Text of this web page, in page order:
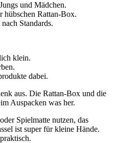
und Mädchen.
hübschen Rattan-Box.
Standards.
klein.
dabei.
aus. Die Rattan-Box und die
Auspacken was her.
Spielmatte nutzen, das
ist super für kleine Hände.